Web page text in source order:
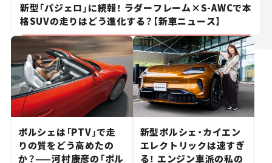
新型「パジェロ」に続報！ ラダーフレーム×S-AWCで本
格SUVの走りはどう進化する？【新車ニュース】
ポルシェは「PTV」で走
りの質をどう高めたの
か？——河村康彦の「ポル
新型ポルシェ・カイエン
エレクトリックは速すぎ
る！ エンジン車派の私の